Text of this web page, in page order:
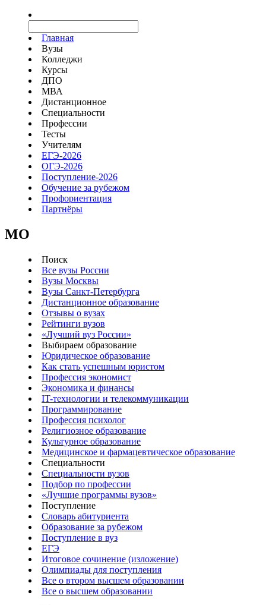
Главная
Вузы
Колледжи
Курсы
ДПО
МВА
Дистанционное
Специальности
Профессии
Тесты
Учителям
ЕГЭ-2026
ОГЭ-2026
Поступление-2026
Обучение за рубежом
Профориентация
Партнёры
MO
Поиск
Все вузы России
Вузы Москвы
Вузы Санкт-Петербурга
Дистанционное образование
Отзывы о вузах
Рейтинги вузов
«Лучший вуз России»
Выбираем образование
Юридическое образование
Как стать успешным юристом
Профессия экономист
Экономика и финансы
IT-технологии и телекоммуникации
Программирование
Профессия психолог
Религиозное образование
Культурное образование
Медицинское и фармацевтическое образование
Специальности
Специальности вузов
Подбор по профессии
«Лучшие программы вузов»
Поступление
Словарь абитуриента
Образование за рубежом
Поступление в вуз
ЕГЭ
Итоговое сочинение (изложение)
Олимпиады для поступления
Все о втором высшем образовании
Все о высшем образовании